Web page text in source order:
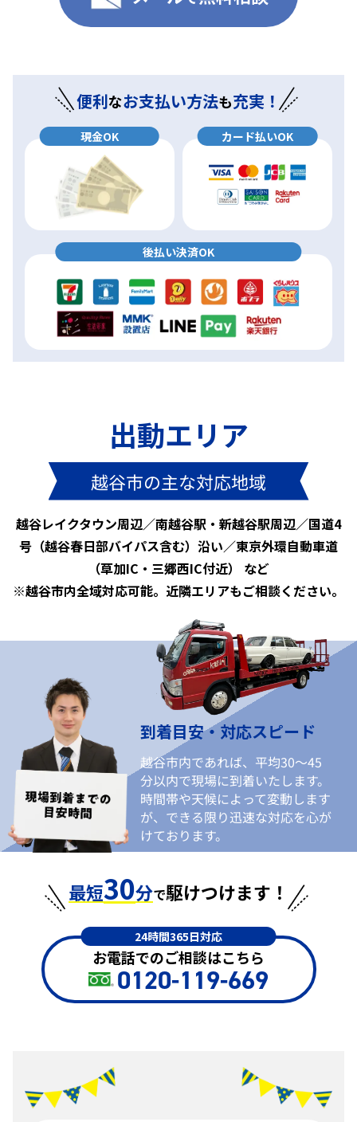
便利なお支払い方法も充実！
現金OK カード払いOK
後払い決済OK
出動エリア
越谷市の主な対応地域
越谷レイクタウン周辺／南越谷駅・新越谷駅周辺／国道4
号（越谷春日部バイパス含む）沿い／東京外環自動車道
（草加IC・三郷西IC付近） など
※越谷市内全域対応可能。近隣エリアもご相談ください。
到着目安・対応スピード
越谷市内であれば、平均30〜45
分以内で現場に到着いたします。
時間帯や天候によって変動します
が、できる限り迅速な対応を心が
けております。
最短30分で駆けつけます！
24時間365日対応
お電話でのご相談はこちら
0120-119-669